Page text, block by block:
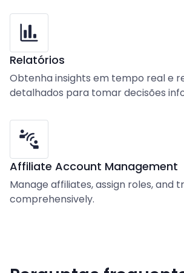
Relatórios
Obtenha insights em tempo real e
detalhados para tomar decisões
Affiliate Account Management
Manage affiliates, assign roles, and
comprehensively.